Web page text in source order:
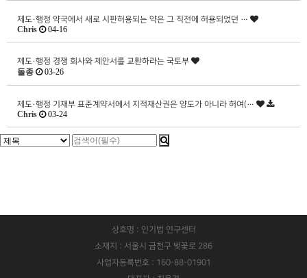
제도·행정 약국에서 새로 시판허용되는 약은 그 직전에 허용되었던 …
Chris 04-16
제도·행정 경쟁 회사와 제안서를 교환하라는 국토부
돌종 03-26
제도·행정 기재부 표준계약서에서 지적재산권은 양도가 아니라 허여(…
Chris 03-24
상호명 : 인기법 연구센터
소재지 : 서울시 금천구 벚꽃로 286
사업자등록번호 : 160-88-01901